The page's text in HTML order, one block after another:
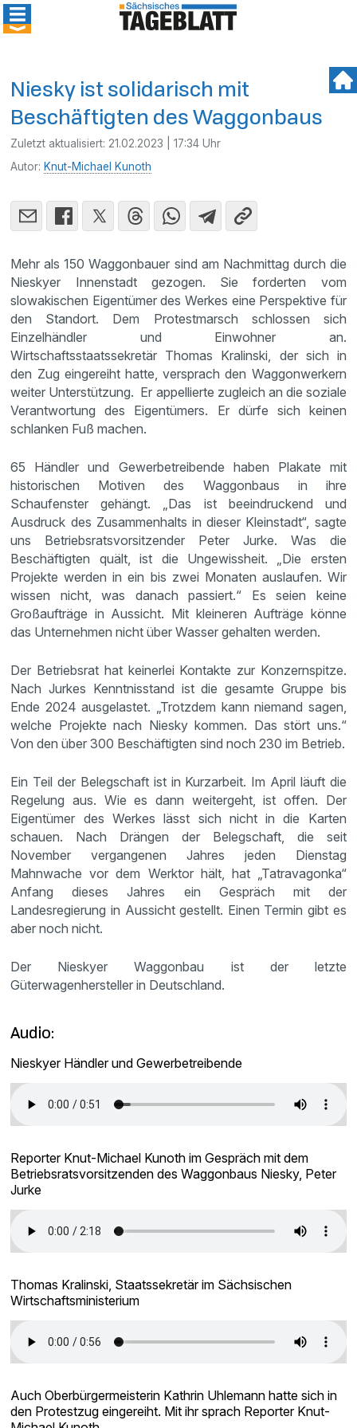
Niesky ist solidarisch mit
Beschäftigten des Waggonbaus
Zuletzt aktualisiert: 21.02.2023 | 17:34 Uhr
Autor: Knut-Michael Kunoth
Mehr als 150 Waggonbauer sind am Nachmittag durch die
Nieskyer Innenstadt gezogen. Sie forderten vom
slowakischen Eigentümer des Werkes eine Perspektive für
den Standort. Dem Protestmarsch schlossen sich
Einzelhändler und Einwohner an.
Wirtschaftsstaatssekretär Thomas Kralinski, der sich in
den Zug eingereiht hatte, versprach den Waggonwerkern
weiter Unterstützung. Er appellierte zugleich an die soziale
Verantwortung des Eigentümers. Er dürfe sich keinen
schlanken Fuß machen.
65 Händler und Gewerbetreibende haben Plakate mit
historischen Motiven des Waggonbaus in ihre
Schaufenster gehängt. „Das ist beeindruckend und
Ausdruck des Zusammenhalts in dieser Kleinstadt“, sagte
uns Betriebsratsvorsitzender Peter Jurke. Was die
Beschäftigten quält, ist die Ungewissheit. „Die ersten
Projekte werden in ein bis zwei Monaten auslaufen. Wir
wissen nicht, was danach passiert.“ Es seien keine
Großaufträge in Aussicht. Mit kleineren Aufträge könne
das Unternehmen nicht über Wasser gehalten werden.
Der Betriebsrat hat keinerlei Kontakte zur Konzernspitze.
Nach Jurkes Kenntnisstand ist die gesamte Gruppe bis
Ende 2024 ausgelastet. „Trotzdem kann niemand sagen,
welche Projekte nach Niesky kommen. Das stört uns.“
Von den über 300 Beschäftigten sind noch 230 im Betrieb.
Ein Teil der Belegschaft ist in Kurzarbeit. Im April läuft die
Regelung aus. Wie es dann weitergeht, ist offen. Der
Eigentümer des Werkes lässt sich nicht in die Karten
schauen. Nach Drängen der Belegschaft, die seit
November vergangenen Jahres jeden Dienstag
Mahnwache vor dem Werktor hält, hat „Tatravagonka“
Anfang dieses Jahres ein Gespräch mit der
Landesregierung in Aussicht gestellt. Einen Termin gibt es
aber noch nicht.
Der Nieskyer Waggonbau ist der letzte
Güterwagenhersteller in Deutschland.
Audio:
Nieskyer Händler und Gewerbetreibende
Reporter Knut-Michael Kunoth im Gespräch mit dem
Betriebsratsvorsitzenden des Waggonbaus Niesky, Peter
Jurke
Thomas Kralinski, Staatssekretär im Sächsischen
Wirtschaftsministerium
Auch Oberbürgermeisterin Kathrin Uhlemann hatte sich in
den Protestzug eingereiht. Mit ihr sprach Reporter Knut-